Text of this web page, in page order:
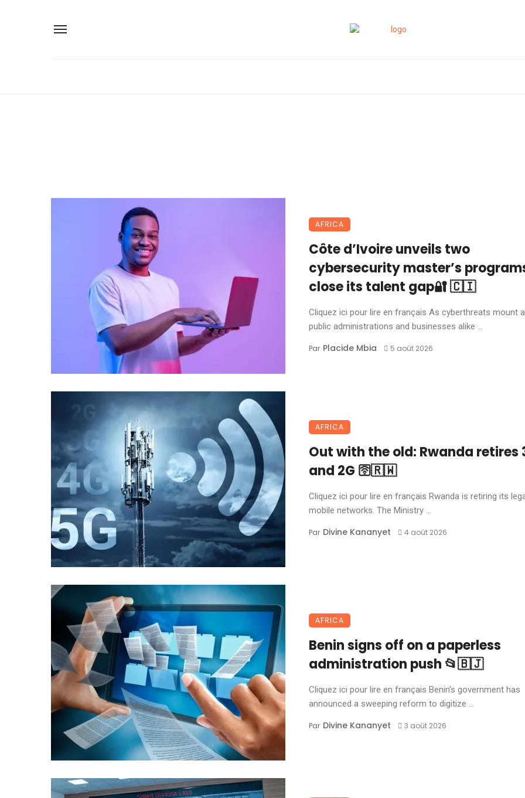
AFRICA
Côte d’Ivoire unveils two
cybersecurity master’s
close its talent gap🔐 🇨🇮
Cliquez ici pour lire en français As cyberthreats mount
public administrations and businesses alike ...
Par Placide Mbia 5 août 2026
AFRICA
Out with the old: Rwanda retires
and 2G 🛜🇷🇼
Cliquez ici pour lire en français Rwanda is retiring its
mobile networks. The Ministry ...
Par Divine Kananyet 4 août 2026
AFRICA
Benin signs off on a paperless
administration push 📂🇧🇯
Cliquez ici pour lire en français Benin’s government has
announced a sweeping reform to digitize ...
Par Divine Kananyet 3 août 2026